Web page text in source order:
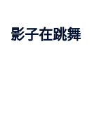
影子在跳舞